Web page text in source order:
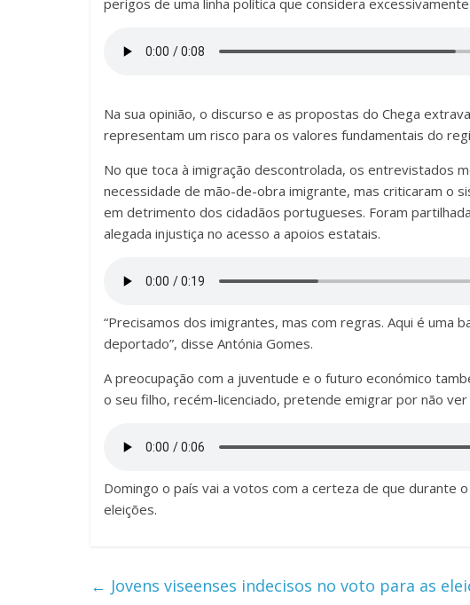
Na sua opinião, o discurso e as propostas do Chega
representam um risco para os valores fundamentais do
No que toca à imigração descontrolada, os entrevistados
necessidade de mão-de-obra imigrante, mas criticaram o
em detrimento dos cidadãos portugueses. Foram
alegada injustiça no acesso a apoios estatais.
“Precisamos dos imigrantes, mas com regras. Aqui é uma
deportado”, disse Antónia Gomes.
A preocupação com a juventude e o futuro económico
o seu filho, recém-licenciado, pretende emigrar por não
Domingo o país vai a votos com a certeza de que durante
eleições.
← Jovens viseenses indecisos no voto para as